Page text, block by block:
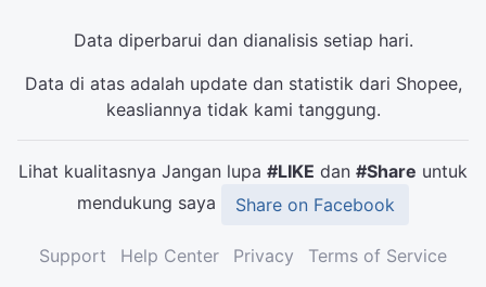
Data diperbarui dan dianalisis setiap hari.
Data di atas adalah update dan statistik dari Shopee,
keasliannya tidak kami tanggung.
Lihat kualitasnya Jangan lupa #LIKE dan #Share untuk
mendukung saya
Share on Facebook
Support Help Center Privacy
Terms of Service